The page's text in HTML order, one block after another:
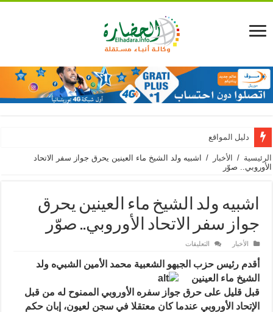
دليل المواقع
الرئيسية / الأخبار / اشبيه ولد الشيخ ماء العينين يحرق جواز سفر الاتحاد
الأوروبي.. صوّر
اشبيه ولد الشيخ ماء العينين يحرق
جواز سفر الاتحاد الأوروبي.. صوّر
الأخبار التعليقات
الشيخ
ماء
العينين
يحرق
جواز
سفر
أقدم رئيس حزب الجبهو الشعبية محمد الأمين الشبيه ولد
الشيخ ماء العينين
قبل قليل على حرق جواز سفره الأوروبي الممنوح له من قبل
الإتحاد الأوروبي عندما كان معتقلا فيسجن لعيون، إبان حكم